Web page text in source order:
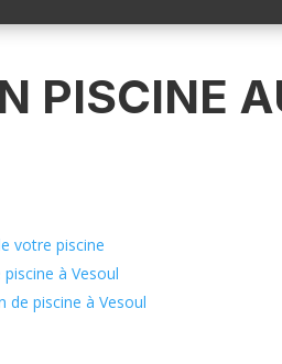
PISCINE
votre piscine
à Vesoul
de piscine à Vesoul